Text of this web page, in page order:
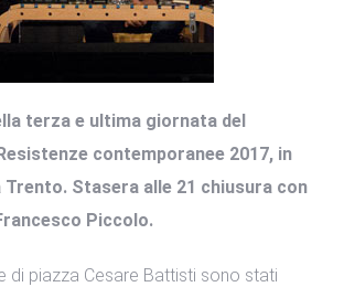
terza e ultima giornata del
contemporanee 2017, in
Stasera alle 21 chiusura con
Piccolo.
di piazza Cesare Battisti sono stati